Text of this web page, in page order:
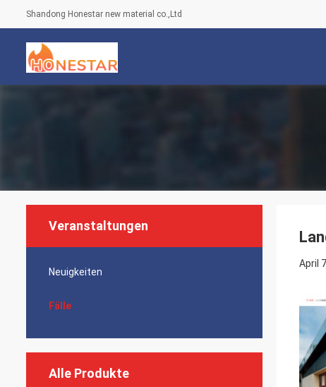
Shandong Honestar new material co.,Ltd
Veranstaltungen
Neuigkeiten
Fälle
Alle Produkte
April